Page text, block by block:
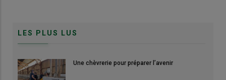
LES PLUS LUS
Une chèvrerie pour préparer l’avenir